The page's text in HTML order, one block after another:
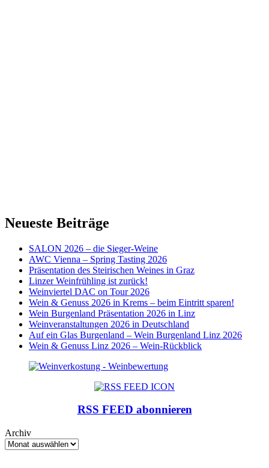
Neueste Beiträge
SALON 2026 – die Sieger-Weine
AWC Vienna – Spring Tasting 2026
Präsentation des Steirischen Weines in Graz
Linzer Weinfrühling ist zurück!
Weinviertel DAC on Tour 2026
Wein & Genuss 2026 in Krems – beim Eintritt sparen!
Wein Burgenland Präsentation 2026 in Linz
Weinveranstaltungen 2026 in Deutschland
Auf ein Glas Burgenland – Wein Burgenland Linz 2026
Wein & Genuss Linz 2026 – Wein-Rückblick
RSS FEED abonnieren
Archiv